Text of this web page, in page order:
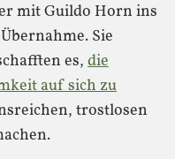
mit Guildo Horn ins
Sie
es, die
auf sich zu
trostlosen